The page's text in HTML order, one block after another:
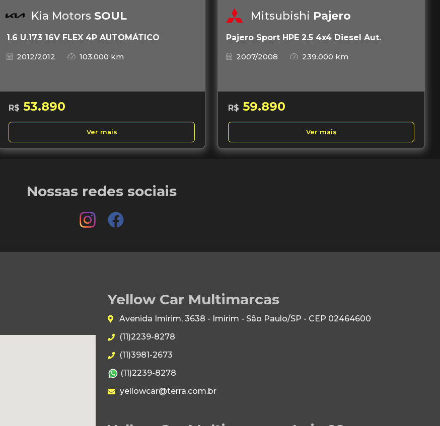
Kia Motors SOUL
1.6 U.173 16V FLEX 4P AUTOMÁTICO
2012/2012
103.000 km
R$ 53.890
Ver mais
Mitsubishi Pajero
Pajero Sport HPE 2.5 4x4 Diesel Aut.
2007/2008
239.000 km
R$ 59.890
Ver mais
Nossas redes sociais
Yellow Car Multimarcas
Avenida Imirim, 3638 - Imirim - São Paulo/SP - CEP 02464600
(11)2239-8278
(11)3981-2673
(11)2239-8278
yellowcar@terra.com.br